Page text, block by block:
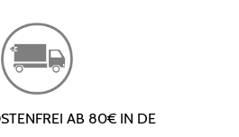
AB 80€ IN DE